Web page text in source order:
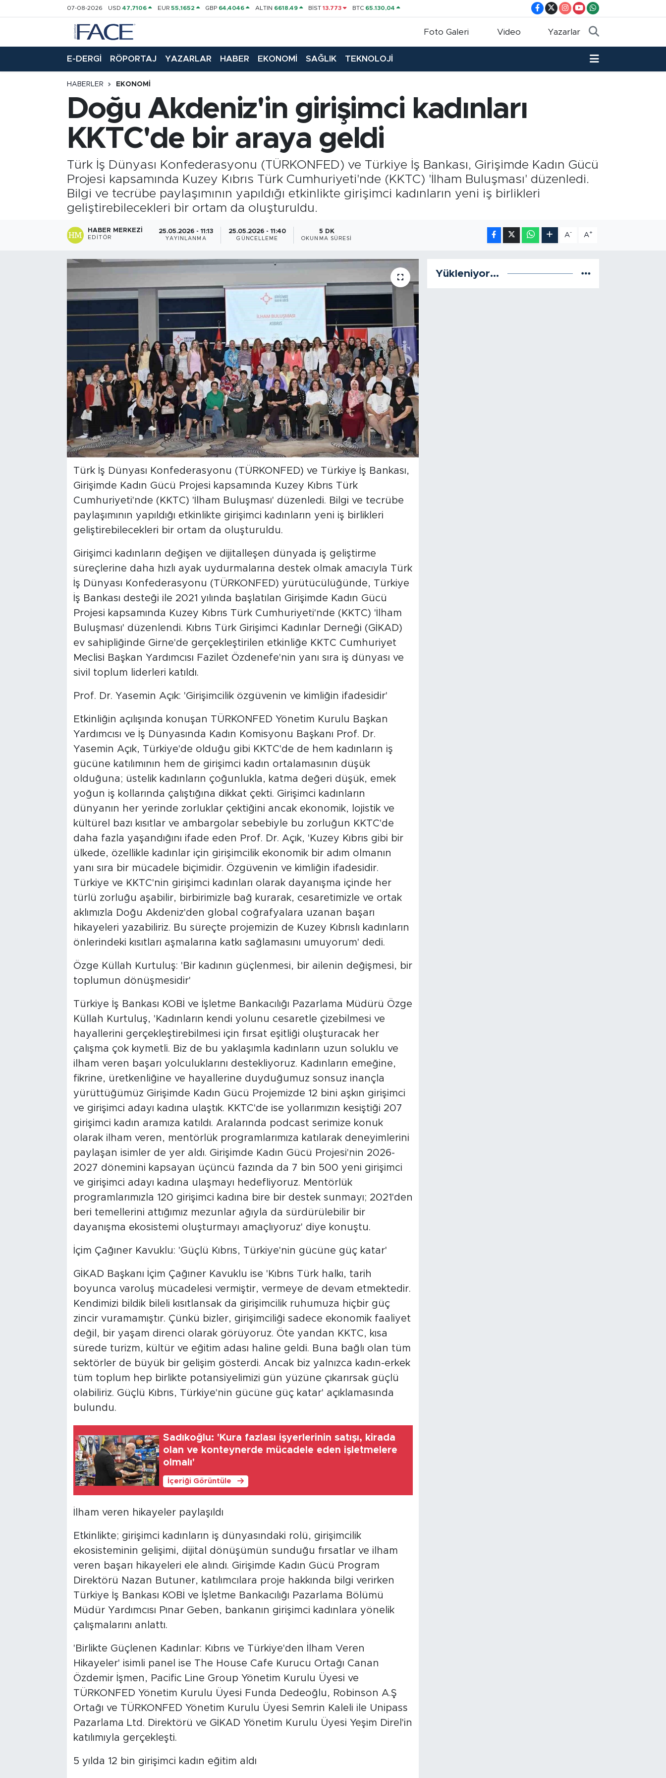
07-08-2026 USD47,7106 EUR 55,1652 GBP 64,4046 ALTIN 6618.49 BİST13.773 BTC 65.130,04
Foto Galeri Video Yazarlar
E-DERGİ RÖPORTAJ YAZARLAR HABER EKONOMİ SAĞLIK TEKNOLOJİ
HABERLER EKONOMI
Doğu Akdeniz'in girişimci kadınları
KKTC'de bir araya geldi
Türk İş Dünyası Konfederasyonu (TÜRKONFED) ve Türkiye İş Bankası, Girişimde Kadın Gücü
Projesi kapsamında Kuzey Kıbrıs Türk Cumhuriyeti'nde (KKTC) 'İlham Buluşması' düzenledi.
Bilgi ve tecrübe paylaşımının yapıldığı etkinlikte girişimci kadınların yeni iş birlikleri
geliştirebilecekleri bir ortam da oluşturuldu.
HABER MERKEZI
EDITÖR
25.05.2026 - 11:13
YAYINLANMA
25.05.2026 - 11:40
GÜNCELLEME
5 DK
OKUNMA SÜRESI
A- A+
Türk İş Dünyası Konfederasyonu (TÜRKONFED) ve Türkiye İş Bankası,
Girişimde Kadın Gücü Projesi kapsamında Kuzey Kıbrıs Türk
Cumhuriyeti'nde (KKTC) 'İlham Buluşması' düzenledi. Bilgi ve tecrübe
paylaşımının yapıldığı etkinlikte girişimci kadınların yeni iş birlikleri
geliştirebilecekleri bir ortam da oluşturuldu.
Girişimci kadınların değişen ve dijitalleşen dünyada iş geliştirme
süreçlerine daha hızlı ayak uydurmalarına destek olmak amacıyla Türk
İş Dünyası Konfederasyonu (TÜRKONFED) yürütücülüğünde, Türkiye
İş Bankası desteği ile 2021 yılında başlatılan Girişimde Kadın Gücü
Projesi kapsamında Kuzey Kıbrıs Türk Cumhuriyeti'nde (KKTC) 'İlham
Buluşması' düzenlendi. Kıbrıs Türk Girişimci Kadınlar Derneği (GİKAD)
ev sahipliğinde Girne'de gerçekleştirilen etkinliğe KKTC Cumhuriyet
Meclisi Başkan Yardımcısı Fazilet Özdenefe'nin yanı sıra iş dünyası ve
sivil toplum liderleri katıldı.
Prof. Dr. Yasemin Açık: 'Girişimcilik özgüvenin ve kimliğin ifadesidir'
Etkinliğin açılışında konuşan TÜRKONFED Yönetim Kurulu Başkan
Yardımcısı ve İş Dünyasında Kadın Komisyonu Başkanı Prof. Dr.
Yasemin Açık, Türkiye'de olduğu gibi KKTC'de de hem kadınların iş
gücüne katılımının hem de girişimci kadın ortalamasının düşük
olduğuna; üstelik kadınların çoğunlukla, katma değeri düşük, emek
yoğun iş kollarında çalıştığına dikkat çekti. Girişimci kadınların
dünyanın her yerinde zorluklar çektiğini ancak ekonomik, lojistik ve
kültürel bazı kısıtlar ve ambargolar sebebiyle bu zorluğun KKTC'de
daha fazla yaşandığını ifade eden Prof. Dr. Açık, 'Kuzey Kıbrıs gibi bir
ülkede, özellikle kadınlar için girişimcilik ekonomik bir adım olmanın
yanı sıra bir mücadele biçimidir. Özgüvenin ve kimliğin ifadesidir.
Türkiye ve KKTC'nin girişimci kadınları olarak dayanışma içinde her
türlü zorluğu aşabilir, birbirimizle bağ kurarak, cesaretimizle ve ortak
aklımızla Doğu Akdeniz'den global coğrafyalara uzanan başarı
hikayeleri yazabiliriz. Bu süreçte projemizin de Kuzey Kıbrıslı kadınların
önlerindeki kısıtları aşmalarına katkı sağlamasını umuyorum' dedi.
Özge Küllah Kurtuluş: 'Bir kadının güçlenmesi, bir ailenin değişmesi, bir
toplumun dönüşmesidir'
Türkiye İş Bankası KOBİ ve İşletme Bankacılığı Pazarlama Müdürü Özge
Küllah Kurtuluş, 'Kadınların kendi yolunu cesaretle çizebilmesi ve
hayallerini gerçekleştirebilmesi için fırsat eşitliği oluşturacak her
çalışma çok kıymetli. Biz de bu yaklaşımla kadınların uzun soluklu ve
ilham veren başarı yolculuklarını destekliyoruz. Kadınların emeğine,
fikrine, üretkenliğine ve hayallerine duyduğumuz sonsuz inançla
yürüttüğümüz Girişimde Kadın Gücü Projemizde 12 bini aşkın girişimci
ve girişimci adayı kadına ulaştık. KKTC'de ise yollarımızın kesiştiği 207
girişimci kadın aramıza katıldı. Aralarında podcast serimize konuk
olarak ilham veren, mentörlük programlarımıza katılarak deneyimlerini
paylaşan isimler de yer aldı. Girişimde Kadın Gücü Projesi'nin 2026-
2027 dönemini kapsayan üçüncü fazında da 7 bin 500 yeni girişimci
ve girişimci adayı kadına ulaşmayı hedefliyoruz. Mentörlük
programlarımızla 120 girişimci kadına bire bir destek sunmayı; 2021'den
beri temellerini attığımız mezunlar ağıyla da sürdürülebilir bir
dayanışma ekosistemi oluşturmayı amaçlıyoruz' diye konuştu.
İçim Çağıner Kavuklu: 'Güçlü Kıbrıs, Türkiye'nin gücüne güç katar'
GİKAD Başkanı İçim Çağıner Kavuklu ise 'Kıbrıs Türk halkı, tarih
boyunca varoluş mücadelesi vermiştir, vermeye de devam etmektedir.
Kendimizi bildik bileli kısıtlansak da girişimcilik ruhumuza hiçbir güç
zincir vuramamıştır. Çünkü bizler, girişimciliği sadece ekonomik faaliyet
değil, bir yaşam direnci olarak görüyoruz. Öte yandan KKTC, kısa
sürede turizm, kültür ve eğitim adası haline geldi. Buna bağlı olan tüm
sektörler de büyük bir gelişim gösterdi. Ancak biz yalnızca kadın-erkek
tüm toplum hep birlikte potansiyelimizi gün yüzüne çıkarırsak güçlü
olabiliriz. Güçlü Kıbrıs, Türkiye'nin gücüne güç katar' açıklamasında
bulundu.
Sadıkoğlu: 'Kura fazlası işyerlerinin satışı, kirada
olan ve konteynerde mücadele eden işletmelere
olmalı'
İçeriği Görüntüle
İlham veren hikayeler paylaşıldı
Etkinlikte; girişimci kadınların iş dünyasındaki rolü, girişimcilik
ekosisteminin gelişimi, dijital dönüşümün sunduğu fırsatlar ve ilham
veren başarı hikayeleri ele alındı. Girişimde Kadın Gücü Program
Direktörü Nazan Butuner, katılımcılara proje hakkında bilgi verirken
Türkiye İş Bankası KOBİ ve İşletme Bankacılığı Pazarlama Bölümü
Müdür Yardımcısı Pınar Geben, bankanın girişimci kadınlara yönelik
çalışmalarını anlattı.
'Birlikte Güçlenen Kadınlar: Kıbrıs ve Türkiye'den İlham Veren
Hikayeler' isimli panel ise The House Cafe Kurucu Ortağı Canan
Özdemir İşmen, Pacific Line Group Yönetim Kurulu Üyesi ve
TÜRKONFED Yönetim Kurulu Üyesi Funda Dedeoğlu, Robinson A.Ş
Ortağı ve TÜRKONFED Yönetim Kurulu Üyesi Semrin Kaleli ile Unipass
Pazarlama Ltd. Direktörü ve GİKAD Yönetim Kurulu Üyesi Yeşim Direl'in
katılımıyla gerçekleşti.
5 yılda 12 bin girişimci kadın eğitim aldı
Yükleniyor...
Nöbetçi Eczaneler
Hava Durumu
Trafik Durumu
Süper Lig Puan Durumu ve Fikstür
Tüm Manşetler
Son Dakika Haberleri
Haber Arşivi